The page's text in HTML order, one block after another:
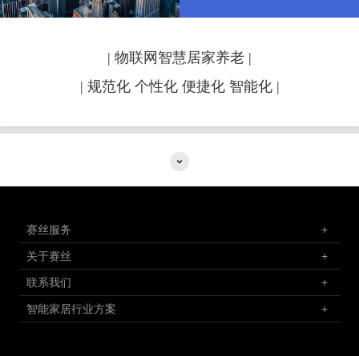
| 物联网智慧居家养老 |
| 规范化 个性化 便捷化 智能化 |
赛丝服务 +
关于赛丝 +
联系我们 +
智能家居行业方案 +